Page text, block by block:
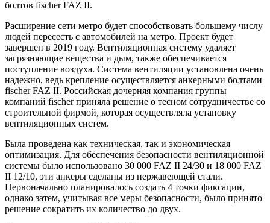
болтов fischer FAZ II.
Расширение сети метро будет способствовать большему числу
людей пересесть с автомобилей на метро. Проект будет
завершен в 2019 году. Вентиляционная систему удаляет
загрязняющие вещества и дым, также обеспечивается
поступление воздуха. Система вентиляции установлена очень
надежно, ведь крепление осуществляется анкерными болтами
fischer FAZ II. Российская дочерняя компания группы
компаний fischer приняла решение о тесном сотрудничестве со
строительной фирмой, которая осуществляла установку
вентиляционных систем.
Была проведена как техническая, так и экономическая
оптимизация. Для обеспечения безопасности вентиляционной
системы было использовано 30 000 FAZ II 24/30 и 18 000 FAZ
II 12/10, эти анкеры сделаны из нержавеющей стали.
Первоначально планировалось создать 4 точки фиксации,
однако затем, учитывая все меры безопасности, было принято
решение сократить их количество до двух.